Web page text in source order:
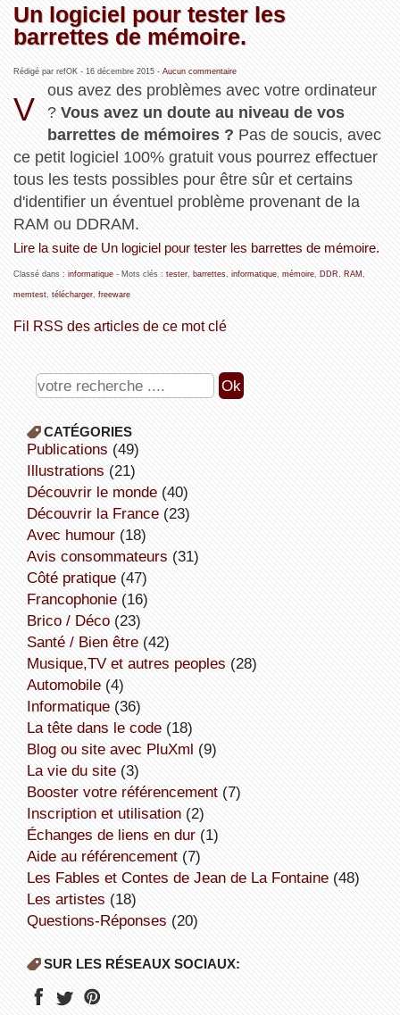
Un logiciel pour tester les
barrettes de mémoire.
Rédigé par refOK - 16 décembre 2015- Aucun commentaire
V
ous avez des problèmes avec votre ordinateur
?Vous avez un doute au niveau de vos
barrettes de mémoires ? Pas de soucis, avec
ce petit logiciel 100% gratuit vous pourrez effectuer
tous les tests possibles pour être sûr et certains
d'identifier un éventuel problème provenant de la
RAM ou DDRAM.
Lire la suite de Un logiciel pour tester les barrettes de mémoire.
Classé dans : informatique- Mots clés : tester, barrettes, informatique, mémoire, DDR RAM
memtest, télécharger, freeware
Fil RSS des articles de ce mot clé
CATÉGORIES
publications (49)
illustrations (21)
découvrir le monde(40)
découvrir la France(23)
avec humour(18)
avis consommateurs (31)
côté pratique(47)
Francophonie(16)
Brico / Déco(23)
Santé / Bien être(42)
Musique,TV et autres peoples (28)
Automobile(4)
informatique(36)
la tête dans le code(18)
Blog ou site avec PluXml (9)
la vie du site(3)
booster votre référencement(7)
inscription et utilisation(2)
échanges de liens en dur(1)
aide au référencement(7)
Les Fables et Contes de Jean de La Fontaine(48)
Les artistes (18)
Questions-Réponses (20)
SUR LES RÉSEAUX SOCIAUX: